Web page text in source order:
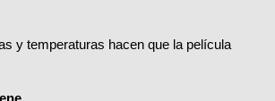
y temperaturas hacen que la película